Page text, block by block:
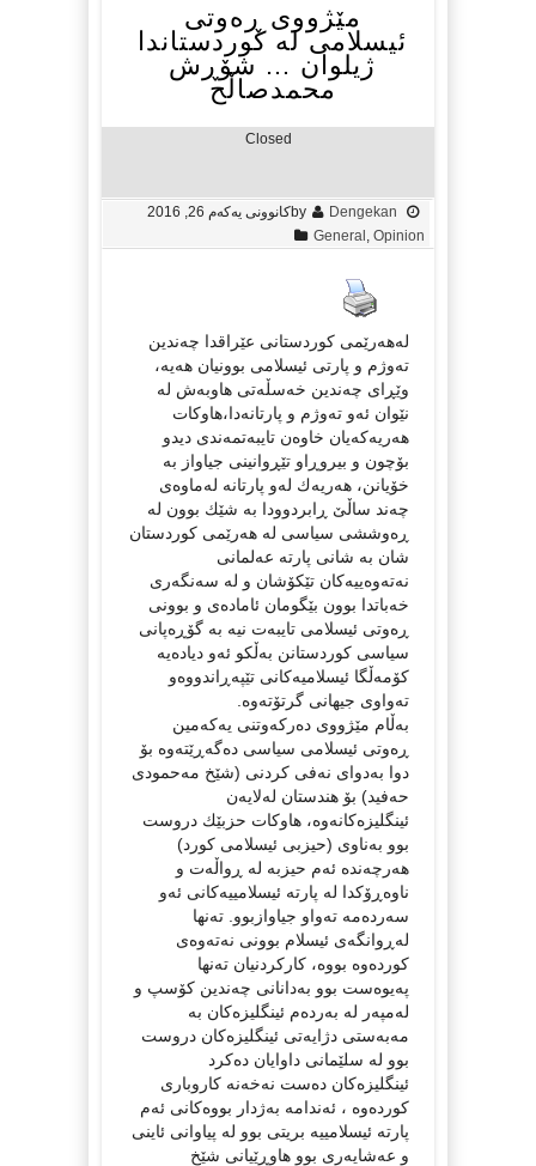
مێژووی ڕه‌وتی
ئیسلامی له‌ كوردستاندا
ژیلوان … شۆڕش
محمدصاڵح
Closed
by Dengekan
کانوونی یەکەم 26, 2016
General Opinion
له‌هه‌رێمی كوردستانی عێراقدا چه‌ندین
ته‌وژم و پارتی ئیسلامی بوونیان هه‌یه‌،
وێڕای چه‌ندین خه‌سڵه‌تی هاوبه‌ش له‌
نێوان ئه‌و ته‌وژم و پارتانه‌دا،هاوكات
هه‌ریه‌كه‌یان خاوه‌ن تایبه‌تمه‌ندی دیدو
بۆچون و بیروڕاو تێڕوانینی جیاواز به‌
خۆیانن، هه‌ریه‌ك له‌و پارتانه‌ له‌ماوه‌ی
چه‌ند ساڵێ‌ ڕابردوودا به‌ شێك بوون له‌
ڕه‌وششی سیاسی له‌ هه‌رێمی كوردستان
شان به‌ شانی پارته‌ عه‌لمانی
نه‌ته‌وه‌ییه‌كان تێكۆشان و له‌ سه‌نگه‌ری
خه‌باتدا بوون بێگومان ئاماده‌ی و بوونی
ڕه‌وتی ئیسلامی تایبه‌ت نیه‌ به‌ گۆڕه‌پانی
سیاسی كوردستانن به‌ڵكو ئه‌و دیاده‌یه‌
كۆمه‌ڵگا ئیسلامیه‌كانی تێپه‌ڕاندووه‌و
ته‌واوی جیهانی گرتۆته‌وه‌.
به‌ڵام مێژووی ده‌ركه‌وتنی یه‌كه‌مین
ڕه‌وتی ئیسلامی سیاسی ده‌گه‌ڕێته‌وه‌ بۆ
دوا به‌دوای نه‌فی كردنی (شێخ مه‌حمودی
حه‌فید) بۆ هندستان له‌لایه‌ن
ئینگلیزه‌كانه‌وه‌، هاوكات حزبێك دروست
بوو به‌ناوی (حیزبی ئیسلامی كورد)
هه‌رچه‌نده‌ ئه‌م حیزبه‌ له‌ ڕواڵه‌ت و
ناوه‌ڕۆكدا له‌ پارته‌ ئیسلامییه‌كانی ئه‌و
سه‌رده‌مه‌ ته‌واو جیاوازبوو. ته‌نها
له‌ڕوانگه‌ی ئیسلام بوونی نه‌ته‌وه‌ی
كورده‌وه‌ بووه‌، كاركردنیان ته‌نها
په‌یوه‌ست بوو به‌دانانی چه‌ندین كۆسپ و
له‌مپه‌ر له‌ به‌رده‌م ئینگلیزه‌كان به‌
مه‌به‌ستی دژایه‌تی ئینگلیزه‌كان دروست
بوو له‌ سلێمانی داوایان ده‌كرد
ئینگلیزه‌كان ده‌ست نه‌خه‌نه‌ كاروباری
كورده‌وه‌ ، ئه‌ندامه‌ به‌ژدار بووه‌كانی ئه‌م
پارته‌ ئیسلامییه‌ بریتی بوو له‌ پیاوانی ئاینی
و عه‌شایه‌ری بوو هاوڕێیانی شێخ